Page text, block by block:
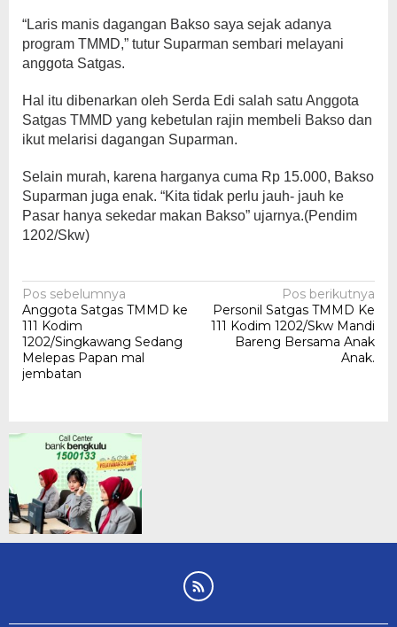
“Laris manis dagangan Bakso saya sejak adanya
program TMMD,” tutur Suparman sembari melayani
anggota Satgas.
Hal itu dibenarkan oleh Serda Edi salah satu Anggota
Satgas TMMD yang kebetulan rajin membeli Bakso dan
ikut melarisi dagangan Suparman.
Selain murah, karena harganya cuma Rp 15.000, Bakso
Suparman juga enak. “Kita tidak perlu jauh- jauh ke
Pasar hanya sekedar makan Bakso” ujarnya.(Pendim
1202/Skw)
Navigasi
pos
Pos sebelumnya
Anggota Satgas TMMD ke
111 Kodim
1202/Singkawang Sedang
Melepas Papan mal
jembatan
Pos berikutnya
Personil Satgas TMMD Ke
111 Kodim 1202/Skw Mandi
Bareng Bersama Anak
Anak.